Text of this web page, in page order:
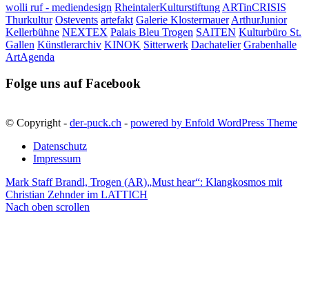
wolli ruf - mediendesign RheintalerKulturstiftung ARTinCRISIS
Thurkultur Ostevents artefakt Galerie Klostermauer ArthurJunior
Kellerbühne NEXTEX Palais Bleu Trogen SAITEN Kulturbüro St.
Gallen Künstlerarchiv KINOK Sitterwerk Dachatelier Grabenhalle
ArtAgenda
Folge uns auf Facebook
© Copyright - der-puck.ch - powered by Enfold WordPress Theme
Datenschutz
Impressum
Mark Staff Brandl, Trogen (AR)„Must hear“: Klangkosmos mit
Christian Zehnder im LATTICH
Nach oben scrollen